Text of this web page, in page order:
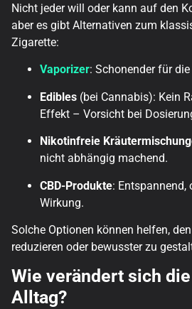
Nicht jeder will oder kann auf den
aber es gibt Alternativen zum
Zigarette:
Vaporizer: Schonender für
Edibles (bei Cannabis): Kein
Effekt – Vorsicht bei
Nikotinfreie
nicht abhängig machend.
CBD-Produkte: Entspannend,
Wirkung.
Solche Optionen können helfen,
reduzieren oder bewusster zu
Wie verändert sich
Alltag?